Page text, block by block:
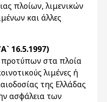
πλοίων, λιμενικών
και άλλες
16.5.1997)
προτύπων στα πλοία
λιμένες ή
της Ελλάδας
ασφάλεια των